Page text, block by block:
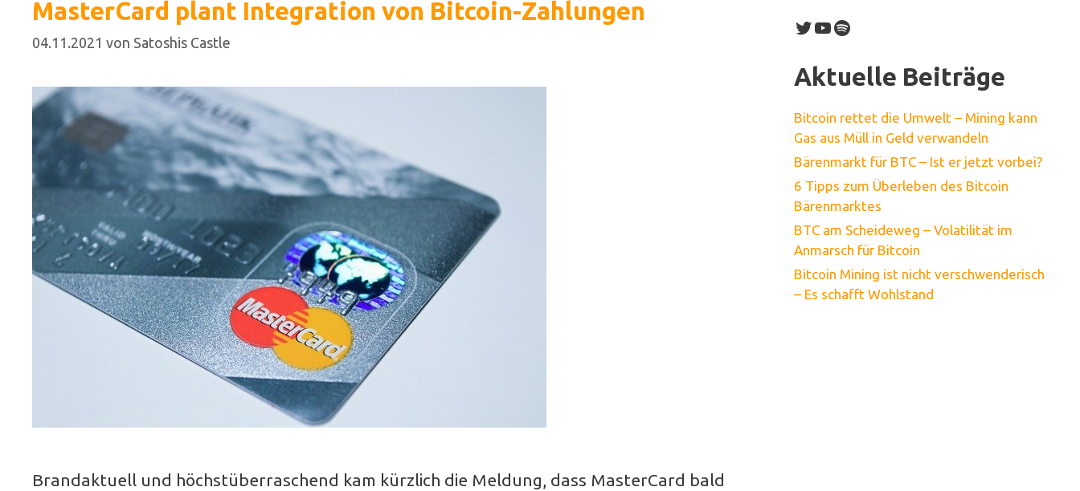
MasterCard plant Integration von Bitcoin-Zahlungen
04.11.2021 von Satoshis Castle
Brandaktuell und höchstüberraschend kam kürzlich die Meldung, dass MasterCard bald
Twitter
YouTube
Spotify
Aktuelle Beiträge
Bitcoin rettet die Umwelt – Mining kann
Gas aus Müll in Geld verwandeln
Bärenmarkt für BTC – Ist er jetzt vorbei?
6 Tipps zum Überleben des Bitcoin
Bärenmarktes
BTC am Scheideweg – Volatilität im
Anmarsch für Bitcoin
Bitcoin Mining ist nicht verschwenderisch
– Es schafft Wohlstand